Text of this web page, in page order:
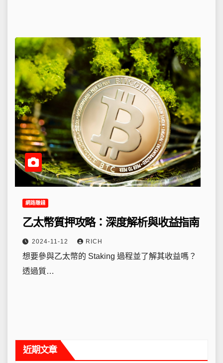
網路賺錢
乙太幣質押攻略：深度解析與收益指南
2024-11-12 RICH
想要參與乙太幣的 Staking 過程並了解其收益嗎？
透過質…
近期文章